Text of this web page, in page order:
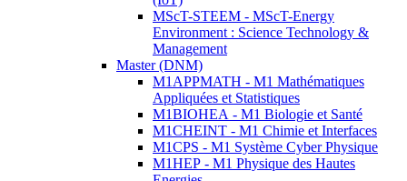
MScT-STEEM - MScT-Energy
Environment : Science Technology &
Management
Master (DNM)
M1APPMATH - M1 Mathématiques
Appliquées et Statistiques
M1BIOHEA - M1 Biologie et Santé
M1CHEINT - M1 Chimie et Interfaces
M1CPS - M1 Système Cyber Physique
M1HEP - M1 Physique des Hautes